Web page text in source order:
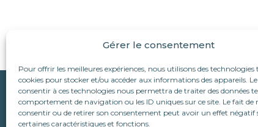
Gérer le consentement
Pour offrir les meilleures expériences, nous utilisons des technologies
cookies pour stocker et/ou accéder aux informations des appareils.
consentir à ces technologies nous permettra de traiter des données
comportement de navigation ou les ID uniques sur ce site. Le fait de
consentir ou de retirer son consentement peut avoir un effet négatif
certaines caractéristiques et fonctions.
Suivez-nous :
Nous écrire
Qui sommes-
L’association
Le refuge d’Alina &